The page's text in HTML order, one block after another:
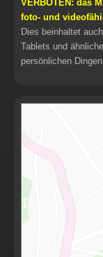
VERBOTEN: das
foto- und
Dies beinhaltet
Tablets und
persönlichen